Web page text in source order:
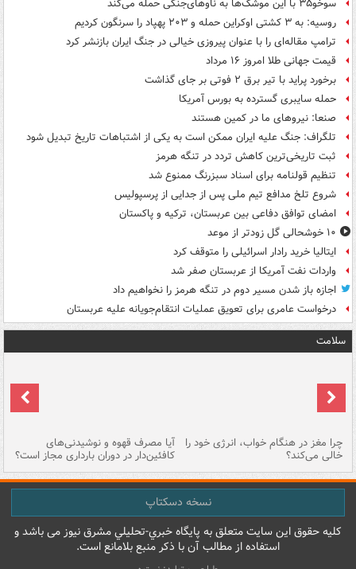
سوخو۳۵ با این موشک‌ها به ناوهای‌جنگی حمله می‌کند
روسیه: به ۳ کشتی اوکراین حمله و ۲۰۳ پهپاد را سرنگون کردیم
ترامپ مقاله‌ای را با عنوان پیروزی خیالی در جنگ ایران بازنشر کرد
قیمت جهانی طلا امروز ۱۶ مرداد
برخورد پراید با تیر برق ۲ فوتی بر جای گذاشت
حمله سایبری گسترده به بورس آمریکا
صنعا: نیروهای ما در کمین‌ هستند
تلگراف: جنگ علیه ایران ممکن است به یکی از اشتباهات تاریخ تبدیل شود
ثبت تاریخی‌ترین کاهش تردد در تنگه هرمز
تنظیم قولنامه برای اسناد سبزرنگ ممنوع شد
شروع تلخ مدافع تیم ملی پس از جدایی از پرسپولیس
امضای توافق دفاعی بین عربستان، ترکیه و پاکستان
۱۰ خوشحالی گل زودتر از موعد
ایتالیا خرید رادار اسرائیلی را متوقف کرد
واردات نفت آمریکا از عربستان صفر شد
اجازه باز شدن مسیر دوم در تنگه هرمز را نخواهیم داد
درخواست عامری برای تعویق عملیات انتقام‌جویانه علیه عربستان
سلامت
چرا مغز در هنگام خواب، انرژی خود را
خالی می‌کند؟
آیا مصرف قهوه و نوشیدنی‌های
کافئین‌دار در دوران بارداری مجاز است؟
نسخه دسکتاپ
کليه حقوق اين سايت متعلق به پایگاه خبري-تحليلي مشرق نيوز می باشد و
استفاده از مطالب آن با ذکر منبع بلامانع است.